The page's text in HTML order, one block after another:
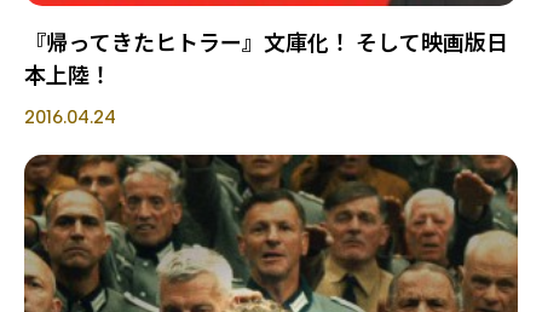
『帰ってきたヒトラー』文庫化！ そして映画版日
本上陸！
2016.04.24